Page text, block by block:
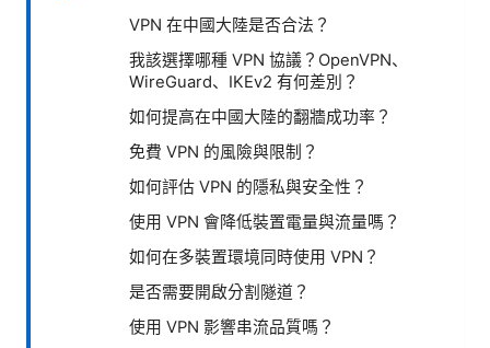
VPN 在中國大陸是否合法？
我該選擇哪種 VPN 協議？OpenVPN、
WireGuard、IKEv2 有何差別？
如何提高在中國大陸的翻牆成功率？
免費 VPN 的風險與限制？
如何評估 VPN 的隱私與安全性？
使用 VPN 會降低裝置電量與流量嗎？
如何在多裝置環境同時使用 VPN？
是否需要開啟分割隧道？
使用 VPN 影響串流品質嗎？